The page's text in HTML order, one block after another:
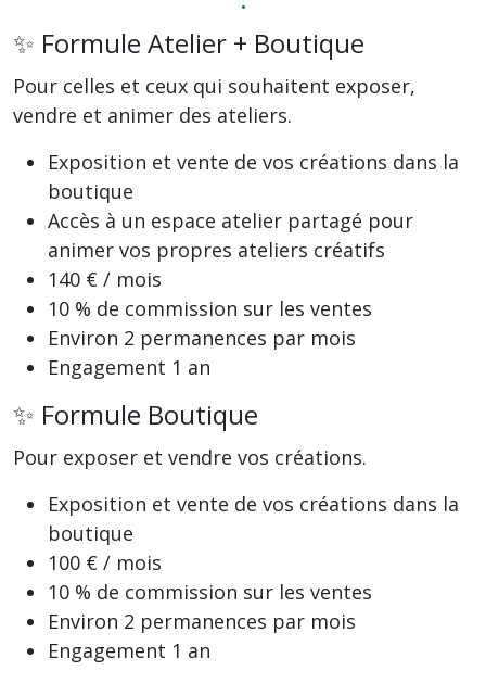
✨ Formule Atelier + Boutique
Pour celles et ceux qui souhaitent exposer,
vendre et animer des ateliers.
Exposition et vente de vos créations dans la
boutique
Accès à un espace atelier partagé pour
animer vos propres ateliers créatifs
140 € / mois
10 % de commission sur les ventes
Environ 2 permanences par mois
Engagement 1 an
✨ Formule Boutique
Pour exposer et vendre vos créations.
Exposition et vente de vos créations dans la
boutique
100 € / mois
10 % de commission sur les ventes
Environ 2 permanences par mois
Engagement 1 an